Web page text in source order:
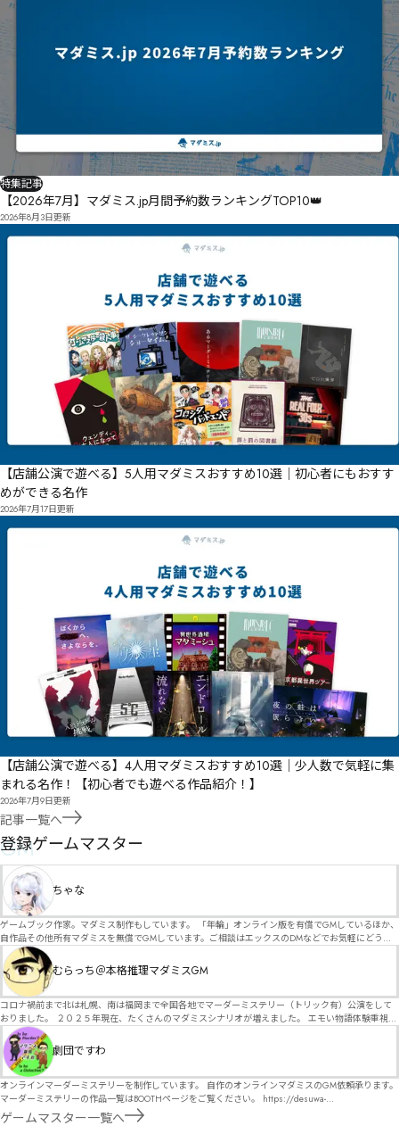
特集記事
【2026年7月】マダミス.jp月間予約数ランキングTOP10👑
2026年8月3日更新
【店舗公演で遊べる】5人用マダミスおすすめ10選｜初心者にもおすす
めができる名作
2026年7月17日更新
【店舗公演で遊べる】4人用マダミスおすすめ10選｜少人数で気軽に集
まれる名作！【初心者でも遊べる作品紹介！】
2026年7月9日更新
記事一覧へ
GM
登録ゲームマスター
ちゃな
ゲームブック作家。マダミス制作もしています。 「年輪」オンライン版を有償でGMしているほか、
自作品その他所有マダミスを無償でGMしています。ご相談はエックスのDMなどでお気軽にどう
ぞ。
むらっち＠本格推理マダミスGM
コロナ禍前まで北は札幌、南は福岡まで全国各地でマーダーミステリー（トリック有）公演をして
おりました。 ２０２５年現在、たくさんのマダミスシナリオが増えました。 エモい物語体験重視の
シナリオがマダミス・マーダーミステリーというジャンル名でたくさんあるため、そのようなシナ
リオは簡単に遊べます。 しかし、２～３時間ずっと考え＆議論して、見たことないトリックが解け
る閃きや犯人として逃げ切る楽しみのある本格推理マーダーミステリーを見つけることが難しくな
劇団ですわ
オンラインマーダーミステリーを制作しています。 自作のオンラインマダミスのGM依頼承ります。
マーダーミステリーの作品一覧はBOOTHページをご覧ください。 https://desuwa-
madamisu.booth.pm/ 以下注意事項をご一読、同意の上で、予約フォームからご連絡ください。
■GM依頼の注意事項■ ①依頼をする作品のＢＯＯＴＨの概要を確認した上で、依頼してくださ
ゲームマスター一覧へ